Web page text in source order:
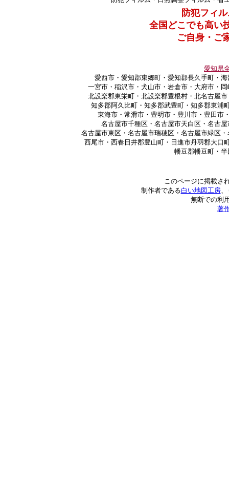
防犯フィ
全国どこでも高い
ご自身・ご
愛知県
愛西市・愛知郡東郷町・愛知郡長久手町・
一宮市・稲沢市・犬山市・岩倉市・大府市・
北設楽郡東栄町・北設楽郡豊根村・北名古屋
知多郡阿久比町・知多郡武豊町・知多郡東浦
東海市・常滑市・豊明市・豊川市・豊田市
名古屋市千種区・名古屋市天白区・名古
名古屋市東区・名古屋市瑞穂区・名古屋市緑区
西尾市・西春日井郡豊山町・日進市丹羽郡大口
幡豆郡幡豆町・
このページに掲載さ
制作者である白い地図工房、
無断での利
著